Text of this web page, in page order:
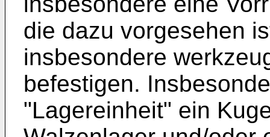
die dazu vorgesehen
insbesondere
befestigen.
"Lagereinheit" ein